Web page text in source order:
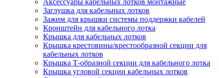
Аксессуары кабельных лотков монтажные
Заглушка для кабельных лотков
Зажим для крышки системы поддержки кабелей
Кронштейн для кабельного лотка
Крышка для кабельных лотков
Крышка крестовины/крестообразной секции для
кабельных лотков
Крышка Т-образной секции для кабельного лотка
Крышка угловой секции кабельных лотков